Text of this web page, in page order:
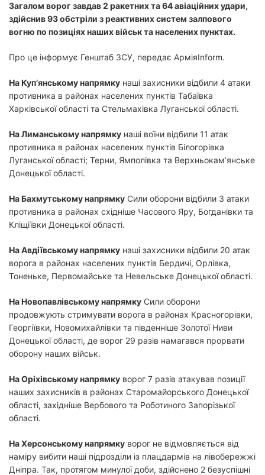
Загалом ворог завдав 2 ракетних та 64 авіаційних удари,
здійснив 93 обстріли з реактивних систем залпового
вогню по позиціях наших військ та населених пунктах.
Про це інформує Генштаб ЗСУ, передає АрміяInform.
На Куп’янському напрямку наші захисники відбили 4 атаки
противника в районах населених пунктів Табаївка
Харківської області та Стельмахівка Луганської області.
На Лиманському напрямку наші воїни відбили 11 атак
противника в районах населених пунктів Білогорівка
Луганської області; Терни, Ямполівка та Верхньокам’янське
Донецької області.
На Бахмутському напрямку Сили оборони відбили 3 атаки
противника в районах східніше Часового Яру, Богданівки та
Кліщіївки Донецької області.
На Авдіївському напрямку наші захисники відбили 20 атак
ворога в районах населених пунктів Бердичі, Орлівка,
Тоненьке, Первомайське та Невельське Донецької області.
На Новопавлівському напрямку Сили оборони
продовжують стримувати ворога в районах Красногорівки,
Георгіївки, Новомихайлівки та південніше Золотої Ниви
Донецької області, де ворог 29 разів намагався прорвати
оборону наших військ.
На Оріхівському напрямку ворог 7 разів атакував позиції
наших захисників в районах Старомайорського Донецької
області, західніше Вербового та Роботиного Запорізької
області.
На Херсонському напрямку ворог не відмовляється від
наміру вибити наші підрозділи із плацдармів на лівобережжі
Дніпра. Так, протягом минулої доби, здійснено 2 безуспішні